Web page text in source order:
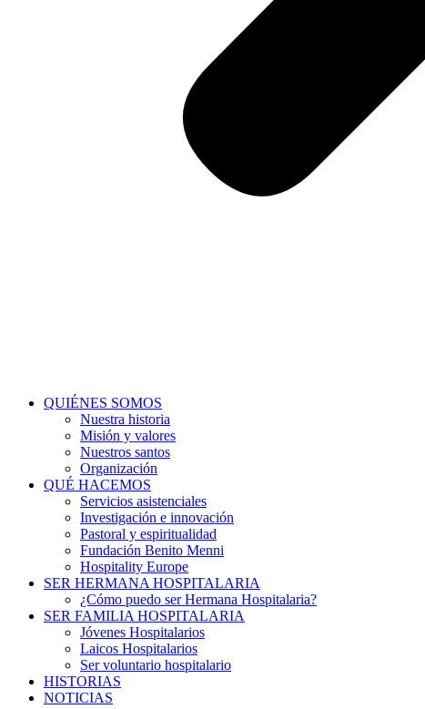
QUIÉNES SOMOS
Nuestra historia
Misión y valores
Nuestros santos
Organización
QUÉ HACEMOS
Servicios asistenciales
Investigación e innovación
Pastoral y espiritualidad
Fundación Benito Menni
Hospitality Europe
SER HERMANA HOSPITALARIA
¿Cómo puedo ser Hermana Hospitalaria?
SER FAMILIA HOSPITALARIA
Jóvenes Hospitalarios
Laicos Hospitalarios
Ser voluntario hospitalario
HISTORIAS
NOTICIAS